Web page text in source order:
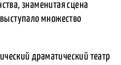
знаменитая сцена
множество
драматический театр